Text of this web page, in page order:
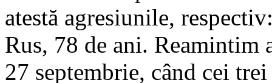
atestă agresiunile,
Rus, 78 de ani. Reamintim
27 septembrie, când cei